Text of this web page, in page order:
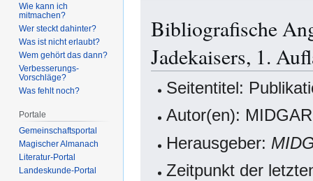
Navigation
springen
Suche
springen
Bibliografische
Jadekaisers, 1.
Seitentitel:
Autor(en):
Herausgeber:
Zeitpunkt der
Wie kann ich
mitmachen?
Wer steckt dahinter?
Was ist nicht erlaubt?
Wem gehört das dann?
Verbesserungs-
Vorschläge?
Was fehlt noch?
Portale
Gemeinschafts­portal
Magischer Almanach
Literatur-Portal
Landeskunde-Portal